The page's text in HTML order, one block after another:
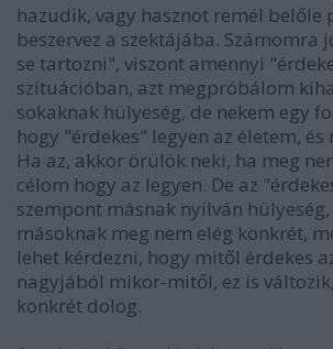
hazudik, vagy hasznot remél belőle
beszervez a szektájába. Számomra
se tartozni", viszont amennyi
szituációban, azt megpróbálom
sokaknak hülyeség, de nekem egy
hogy "érdekes" legyen az életem,
Ha az, akkor örülök neki, ha meg
célom hogy az legyen. De az
szempont másnak nyilván
másoknak meg nem elég konkrét,
lehet kérdezni, hogy mitől érdekes
nagyjából mikor-mitől, ez is
konkrét dolog.